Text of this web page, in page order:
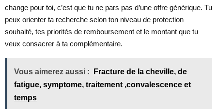
change pour toi, c’est que tu ne pars pas d’une offre générique. Tu
peux orienter ta recherche selon ton niveau de protection
souhaité, tes priorités de remboursement et le montant que tu
veux consacrer à ta complémentaire.
Vous aimerez aussi :
Fracture de la cheville, de
fatigue, symptome, traitement ,convalescence et
temps